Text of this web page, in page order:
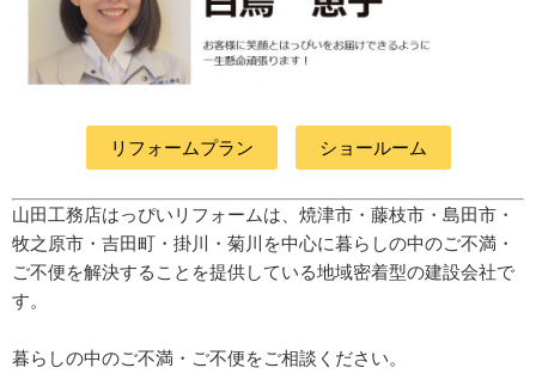
リフォームプラン ショールーム
山田工務店はっぴいリフォームは、焼津市・藤枝市・島田市・
牧之原市・吉田町 ・掛川・菊川 を中心に暮らしの中のご不満・
ご不便を解決することを提供している地域密着型の建設会社で
す。
暮らしの中のご不満・ご不便をご相談ください。